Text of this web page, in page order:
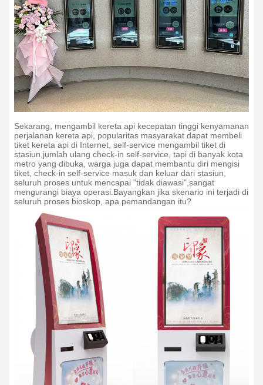
Sekarang, mengambil kereta api kecepatan tinggi kenyamanan
perjalanan kereta api, popularitas masyarakat dapat membeli
tiket kereta api di Internet, self-service mengambil tiket di
stasiun,jumlah ulang check-in self-service, tapi di banyak kota
metro yang dibuka, warga juga dapat membantu diri mengisi
tiket, check-in self-service masuk dan keluar dari stasiun,
seluruh proses untuk mencapai "tidak diawasi",sangat
mengurangi biaya operasi. Bayangkan jika skenario ini terjadi di
seluruh proses bioskop, apa pemandangan itu?